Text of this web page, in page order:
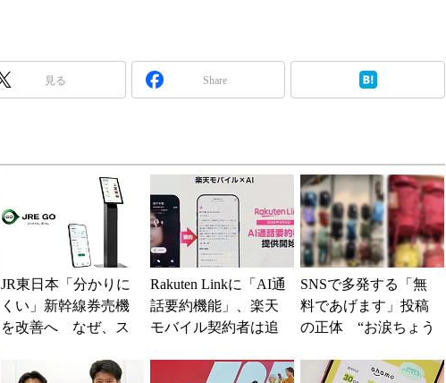
見る Share
JR東日本「分かりに
くい」新幹線券売機
を改善へ なぜ、ス
の最短1分購入」を実
Rakuten Linkに「AI通
話要約機能」、楽天
モバイル契約者は追
SNSで多発する「無
料であげます」投稿
の正体 “お涙ちょう
NEへ誘導するカラ